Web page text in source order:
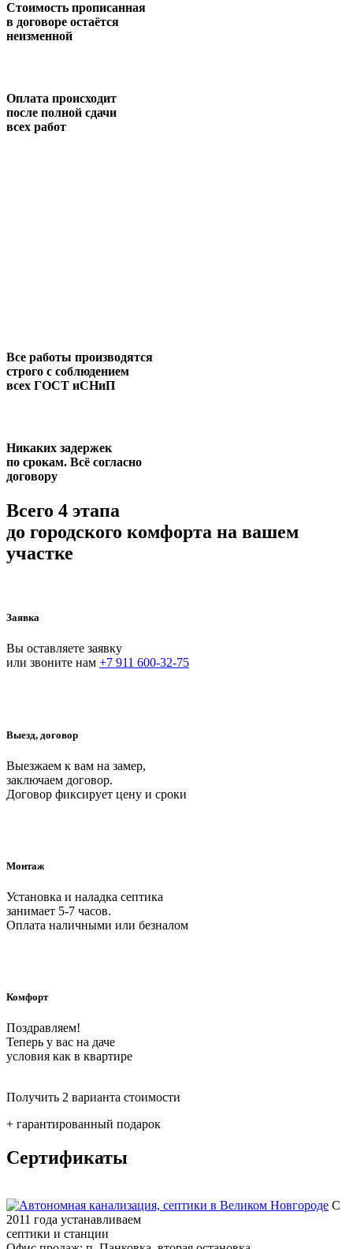
Стоимость прописанная
в договоре остаётся
неизменной
Оплата происходит
после полной сдачи
всех работ
Все работы производятся
строго с соблюдением
всех ГОСТ иСНиП
Никаких задержек
по срокам. Всё согласно
договору
Всего 4 этапа
до городского комфорта на вашем
участке
Заявка
Вы оставляете заявку
или звоните нам +7 911 600-32-75
Выезд, договор
Выезжаем к вам на замер,
заключаем договор.
Договор фиксирует цену и сроки
Монтаж
Установка и наладка септика
занимает 5-7 часов.
Оплата наличными или безналом
Комфорт
Поздравляем!
Теперь у вас на даче
условия как в квартире
Получить 2 варианта стоимости
+ гарантированный подарок
Сертификаты
С
2011 года устанавливаем
септики и станции